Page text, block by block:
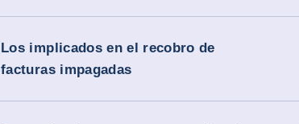
Los implicados en el recobro de
facturas impagadas